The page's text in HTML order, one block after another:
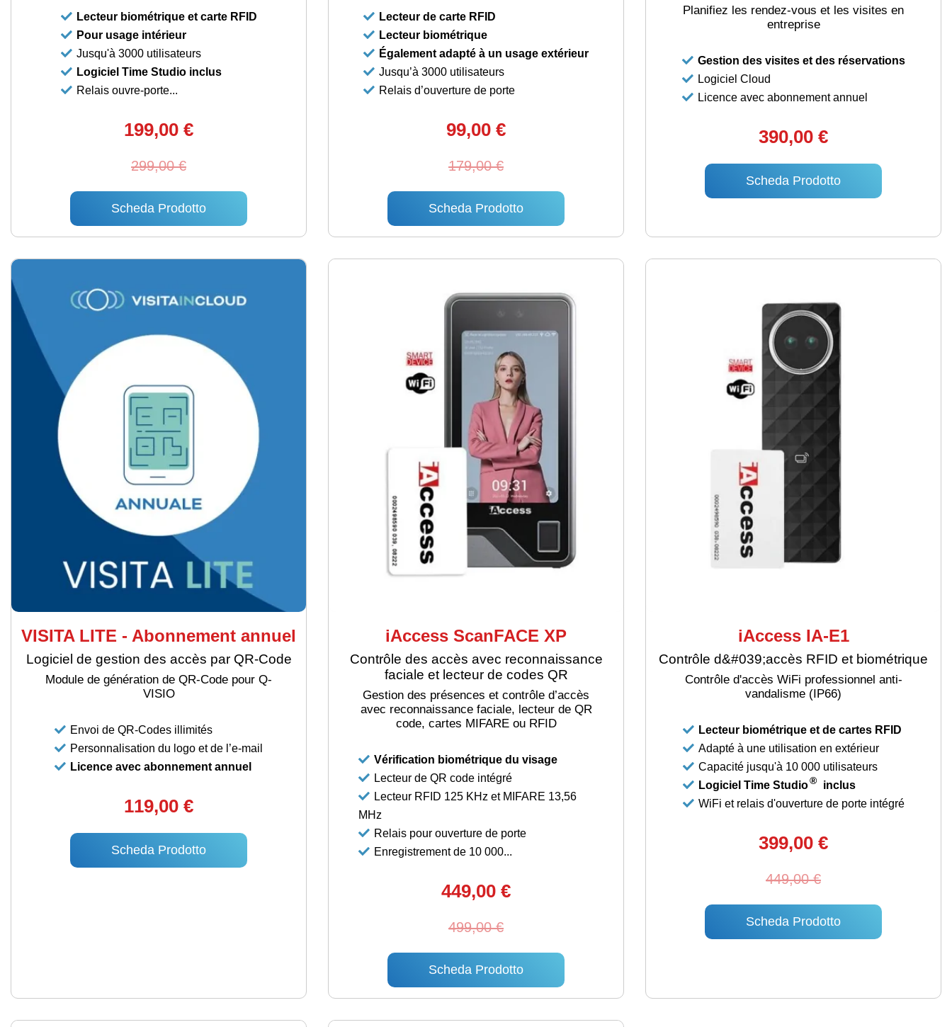
Lecteur biométrique et carte RFID
Pour usage intérieur
Jusqu'à 3000 utilisateurs
Logiciel Time Studio inclus
Relais ouvre-porte...
199,00 €
299,00 €
Scheda Prodotto
Lecteur de carte RFID
Lecteur biométrique
Également adapté à un usage extérieur
Jusqu’à 3000 utilisateurs
Relais d’ouverture de porte
99,00 €
179,00 €
Scheda Prodotto
Planifiez les rendez-vous et les visites en
entreprise
Gestion des visites et des réservations
Logiciel Cloud
Licence avec abonnement annuel
390,00 €
Scheda Prodotto
VISITA LITE - Abonnement annuel
Logiciel de gestion des accès par QR-Code
Module de génération de QR-Code pour Q-
VISIO
Envoi de QR-Codes illimités
Personnalisation du logo et de l’e-mail
Licence avec abonnement annuel
119,00 €
Scheda Prodotto
iAccess ScanFACE XP
Contrôle des accès avec reconnaissance
faciale et lecteur de codes QR
Gestion des présences et contrôle d’accès
avec reconnaissance faciale, lecteur de QR
code, cartes MIFARE ou RFID
Vérification biométrique du visage
Lecteur de QR code intégré
Lecteur RFID 125 KHz et MIFARE 13,56
MHz
Relais pour ouverture de porte
Enregistrement de 10 000...
449,00 €
499,00 €
Scheda Prodotto
iAccess IA-E1
Contrôle d&#039;accès RFID et biométrique
Contrôle d'accès WiFi professionnel anti-
vandalisme (IP66)
Lecteur biométrique et de cartes RFID
Adapté à une utilisation en extérieur
Capacité jusqu'à 10 000 utilisateurs
Logiciel Time Studio®
inclus
WiFi et relais d'ouverture de porte intégré
399,00 €
449,00 €
Scheda Prodotto